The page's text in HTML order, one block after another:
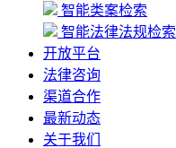
智能类案检索
智能法律法规检索
开放平台
法律咨询
渠道合作
最新动态
关于我们